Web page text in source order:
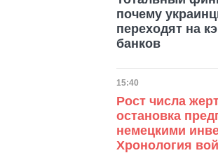
почему
переходят на
банков
Дата публикации
15:40
Рост числа
остановка
немецкими
Хронология